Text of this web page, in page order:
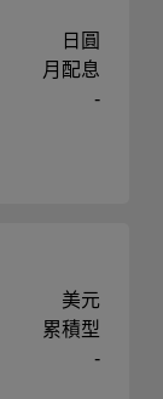
日圓
月配息
-
美元
累積型
-